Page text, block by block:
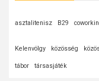
asztalitenisz B29
Kelenvölgy közösség
tábor társasjáték